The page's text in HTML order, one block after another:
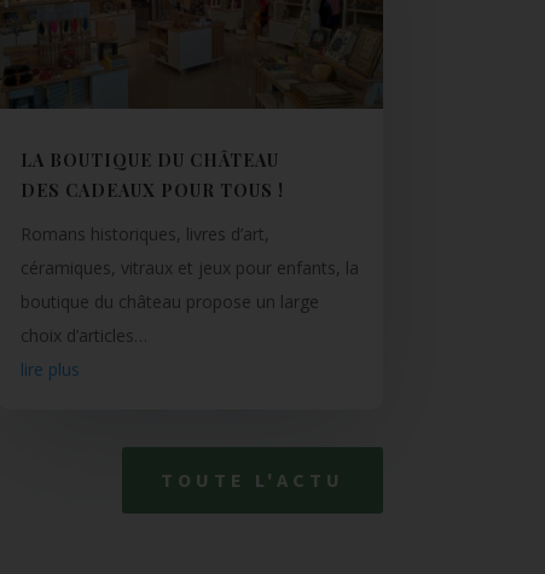
LA BOUTIQUE DU CHÂTEAU
DES CADEAUX POUR TOUS !
Romans historiques, livres d’art,
céramiques, vitraux et jeux pour enfants, la
boutique du château propose un large
choix d’articles…
lire plus
TOUTE L'ACTU